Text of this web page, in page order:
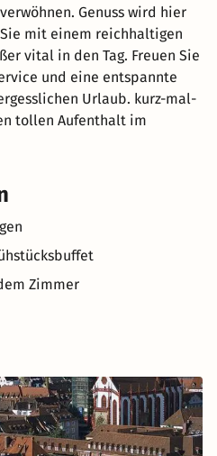
Genuss wird hier
mit einem reichhaltigen
vital in den Tag. Freuen Sie
und eine entspannte
Urlaub. kurz-mal-
tollen Aufenthalt im
Zimmer